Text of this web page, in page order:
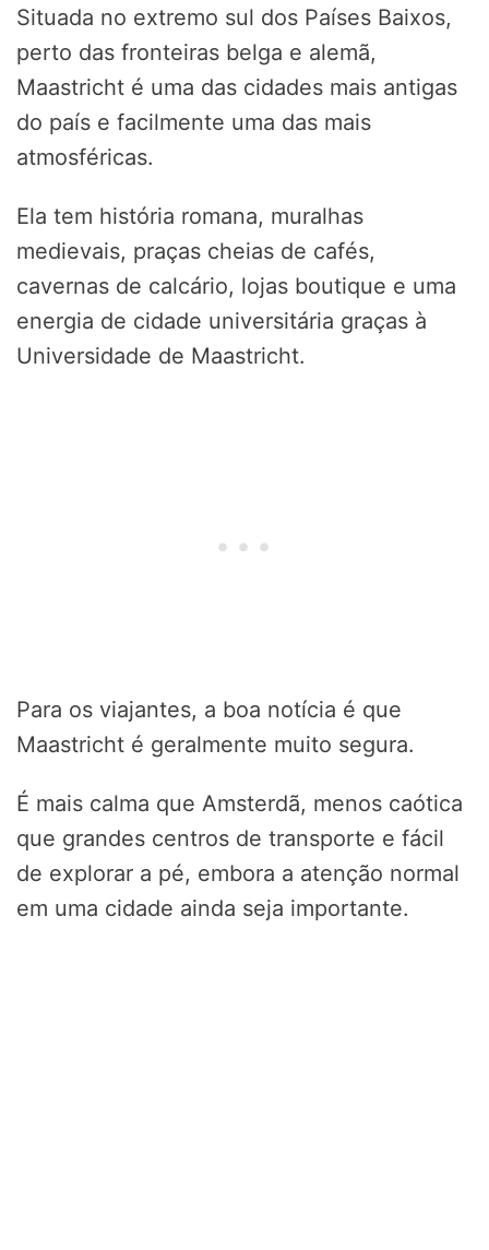
Situada no extremo sul dos Países Baixos,
perto das fronteiras belga e alemã,
Maastricht é uma das cidades mais antigas
do país e facilmente uma das mais
atmosféricas.
Ela tem história romana, muralhas
medievais, praças cheias de cafés,
cavernas de calcário, lojas boutique e uma
energia de cidade universitária graças à
Universidade de Maastricht.
Para os viajantes, a boa notícia é que
Maastricht é geralmente muito segura.
É mais calma que Amsterdã, menos caótica
que grandes centros de transporte e fácil
de explorar a pé, embora a atenção normal
em uma cidade ainda seja importante.